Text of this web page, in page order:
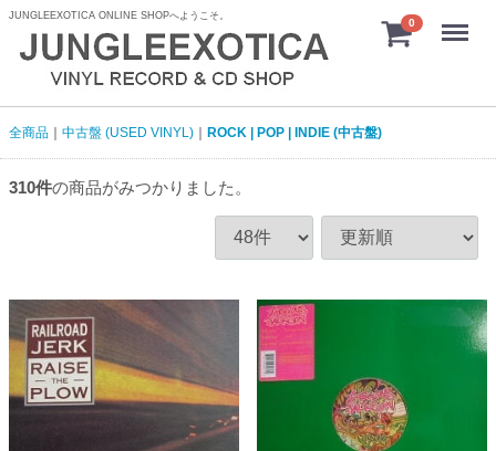
JUNGLEEXOTICA ONLINE SHOPへようこそ。
0 menu
全商品 中古盤 (USED VINYL) ROCK | POP | INDIE (中古盤)
310件の商品がみつかりました。